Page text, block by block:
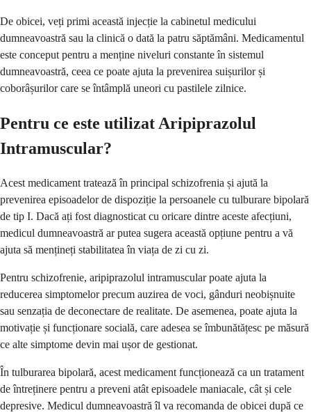
De obicei, veți primi această injecție la cabinetul medicului
dumneavoastră sau la clinică o dată la patru săptămâni. Medicamentul
este conceput pentru a menține niveluri constante în sistemul
dumneavoastră, ceea ce poate ajuta la prevenirea suișurilor și
coborâșurilor care se întâmplă uneori cu pastilele zilnice.
Pentru ce este utilizat Aripiprazolul
Intramuscular?
Acest medicament tratează în principal schizofrenia și ajută la
prevenirea episoadelor de dispoziție la persoanele cu tulburare bipolară
de tip I. Dacă ați fost diagnosticat cu oricare dintre aceste afecțiuni,
medicul dumneavoastră ar putea sugera această opțiune pentru a vă
ajuta să mențineți stabilitatea în viața de zi cu zi.
Pentru schizofrenie, aripiprazolul intramuscular poate ajuta la
reducerea simptomelor precum auzirea de voci, gânduri neobișnuite
sau senzația de deconectare de realitate. De asemenea, poate ajuta la
motivație și funcționare socială, care adesea se îmbunătățesc pe măsură
ce alte simptome devin mai ușor de gestionat.
În tulburarea bipolară, acest medicament funcționează ca un tratament
de întreținere pentru a preveni atât episoadele maniacale, cât și cele
depresive. Medicul dumneavoastră îl va recomanda de obicei după ce